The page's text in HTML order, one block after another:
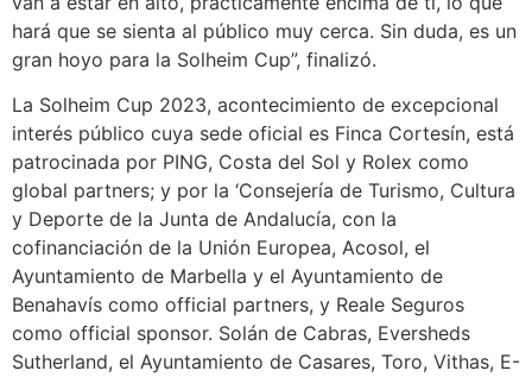
hará que se sienta al público muy cerca. Sin duda, es un
gran hoyo para la Solheim Cup”, finalizó.
La Solheim Cup 2023, acontecimiento de excepcional
interés público cuya sede oficial es Finca Cortesín, está
patrocinada por PING, Costa del Sol y Rolex como
global partners; y por la ‘Consejería de Turismo, Cultura
y Deporte de la Junta de Andalucía, con la
cofinanciación de la Unión Europea, Acosol, el
Ayuntamiento de Marbella y el Ayuntamiento de
Benahavís como official partners, y Reale Seguros
como official sponsor. Solán de Cabras, Eversheds
Sutherland, el Ayuntamiento de Casares, Toro, Vithas, E-